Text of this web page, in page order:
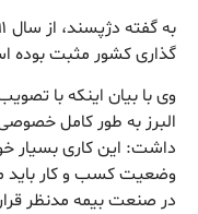
گذاری کشور مثبت بوده
البرز به طور کامل
داشت: این کاری بسیار
وضعیت کسب و کار باید
در صنعت بیمه مدنظر